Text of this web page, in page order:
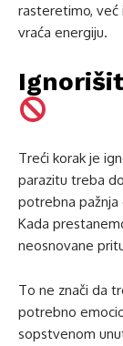
rasteretimo, već
vraća energiju.
Treći korak je
parazitu treba
potrebna pažnja
Kada
neosnovane
To ne znači da
potrebno
sopstvenom